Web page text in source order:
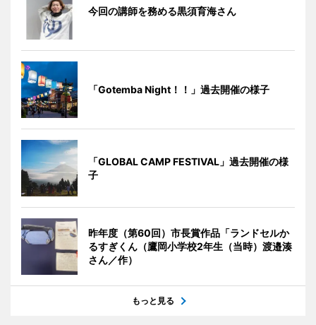
今回の講師を務める黒須育海さん
「Gotemba Night！！」過去開催の様子
「GLOBAL CAMP FESTIVAL」過去開催の様
子
昨年度（第60回）市長賞作品「ランドセルか
るすぎくん（鷹岡小学校2年生（当時）渡邉湊
さん／作）
もっと見る